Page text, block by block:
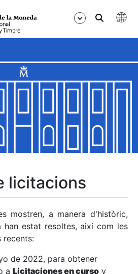
licitacions
mostren, a manera d'històric,
han estat resoltes, així com les
recents:
de 2022, para obtener
a Licitaciones en curso y